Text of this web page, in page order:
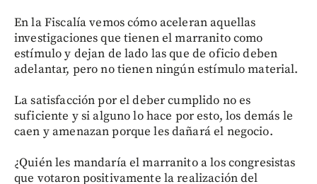
En la Fiscalía vemos cómo aceleran aquellas
investigaciones que tienen el marranito como
estímulo y dejan de lado las que de oficio deben
adelantar, pero no tienen ningún estímulo material.
La satisfacción por el deber cumplido no es
suficiente y si alguno lo hace por esto, los demás le
caen y amenazan porque les dañará el negocio.
¿Quién les mandaría el marranito a los congresistas
que votaron positivamente la realización del